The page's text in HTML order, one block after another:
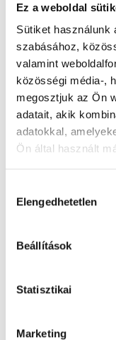
Ez a weboldal
Sütiket használunk
szabásához,
valamint
közösségi média-,
megosztjuk az Ön
adatait, akik
adatokkal,
Ön által használt
kiválasztása
Elengedhetetlen
Beállítások
Statisztikai
Marketing
Az együttműködés
prémium
érezhetően
megelőzően.
mélyült, új
hogy a meglévő
Öröm számunkra,
márkával
A Rubicon nem
aktív...